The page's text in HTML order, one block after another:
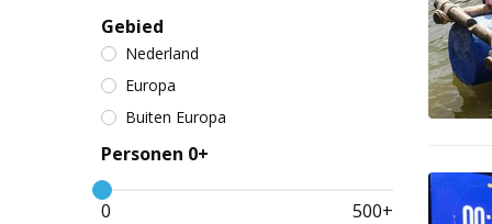
Gebied
Nederland
Europa
Buiten Europa
Personen 0+
0 500+